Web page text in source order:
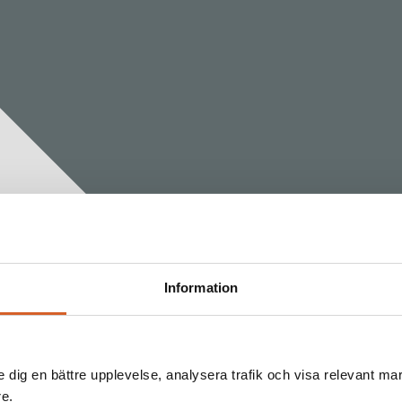
Information
dig en bättre upplevelse, analysera trafik och visa relevant